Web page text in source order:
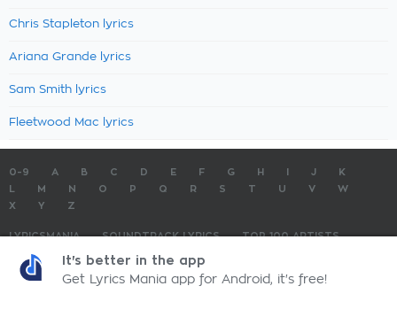
Chris Stapleton lyrics
Ariana Grande lyrics
Sam Smith lyrics
Fleetwood Mac lyrics
0-9 A B C D E F G H J
K
M N O P Q R S T U V
W
X
Y Z
LYRICSMANIA SOUNDTRACK LYRICS
TOP 100 ARTISTS
TOP 100 LYRICS
LyricsMania.com - Copyright © 2026 - All Rights ReservedPrivacy Policy
It's better in the app
Get Lyrics Mania app for Android, it's free!